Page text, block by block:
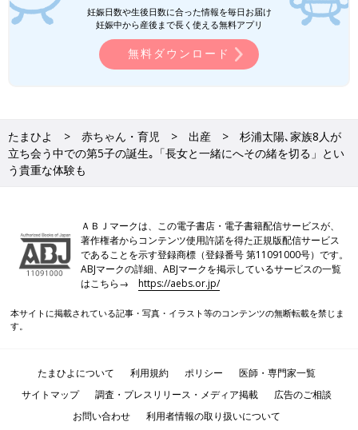
妊娠日数や生後日数に合った情報を毎日お届け
妊娠中から産後まで長く使える無料アプリ
無料ダウンロード
たまひよ 赤ちゃん・育児 出産
杉浦太陽､家族8人が
立ち会う中での第5子の誕生｡「長女と一緒にへその緒を切る」とい
う貴重な体験も
ＡＢＪマークは、この電子書店・電子書籍配信サービスが、
著作権者からコンテンツ使用許諾を得た正規版配信サービス
であることを示す登録商標（登録番号 第11091000号）です。
ABJマークの詳細、ABJマークを掲示しているサービスの一覧
はこちら→https://aebs.or.jp/
本サイトに掲載されている記事・写真・イラスト等のコンテンツの無断転載を禁じま
す。
たまひよについて 利用規約 ポリシー
医師・専門家一覧
サイトマップ
調査・プレスリリース・メディア掲載
広告のご相談
お問い合わせ
利用者情報の取り扱いについて